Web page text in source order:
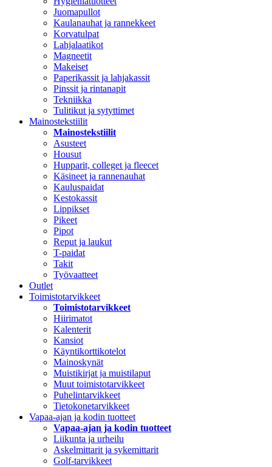
Juomapullot
Kaulanauhat ja rannekkeet
Korvatulpat
Lahjalaatikot
Magneetit
Makeiset
Paperikassit ja lahjakassit
Pinssit ja rintanapit
Tekniikka
Tulitikut ja sytyttimet
Mainostekstiilit
Mainostekstiilit
Asusteet
Housut
Hupparit, colleget ja fleecet
Käsineet ja rannenauhat
Kauluspaidat
Kestokassit
Lippikset
Pikeet
Pipot
Reput ja laukut
T-paidat
Takit
Työvaatteet
Outlet
Toimistotarvikkeet
Toimistotarvikkeet
Hiirimatot
Kalenterit
Kansiot
Käyntikorttikotelot
Mainoskynät
Muistikirjat ja muistilaput
Muut toimistotarvikkeet
Puhelintarvikkeet
Tietokonetarvikkeet
Vapaa-ajan ja kodin tuotteet
Vapaa-ajan ja kodin tuotteet
Liikunta ja urheilu
Askelmittarit ja sykemittarit
Golf-tarvikkeet